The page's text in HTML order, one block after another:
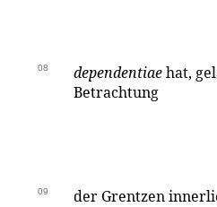
08 dependentiaehat,
Betrachtung
09 der Grentzen